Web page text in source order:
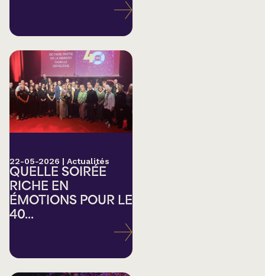
22-05-2026 | Actualités
QUELLE SOIRÉE
RICHE EN
ÉMOTIONS POUR LE
40...